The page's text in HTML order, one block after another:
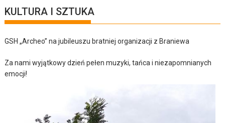
KULTURA I SZTUKA
GSH „Archeo” na jubileuszu bratniej organizacji z Braniewa
Za nami wyjątkowy dzień pełen muzyki, tańca i niezapomnianych
emocji!